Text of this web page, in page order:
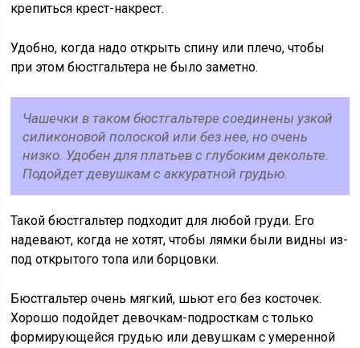
крепиться крест-накрест.
Удобно, когда надо открыть спину или плечо, чтобы
при этом бюстгальтера не было заметно.
Чашечки в таком бюстгальтере соединены узкой
силиконовой полоской или без нее, но очень
низко. Удобен для платьев с глубоким декольте.
Подойдет девушкам с аккуратной грудью.
Такой бюстгальтер подходит для любой груди. Его
надевают, когда не хотят, чтобы лямки были видны из-
под открытого топа или борцовки.
Бюстгальтер очень мягкий, шьют его без косточек.
Хорошо подойдет девочкам-подросткам с только
формирующейся грудью или девушкам с умеренной